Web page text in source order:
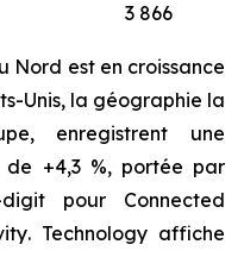
3 866
Nord est en croissance
Unis, la géographie la
enregistrent une
de +4,3 %, portée par
digit pour Connected
. Technologyaffiche